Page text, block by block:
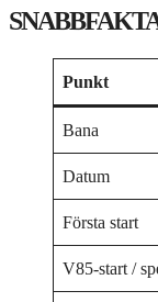
Punkt
Bana
Datum
Första start
V85-start /